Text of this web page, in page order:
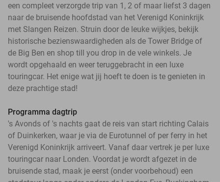
een compleet verzorgde trip van 1, 2 of maar liefst 3 dagen
naar de bruisende hoofdstad van het Verenigd Koninkrijk
met Slangen Reizen. Struin door de leuke wijkjes, bekijk
historische bezienswaardigheden als de Tower Bridge of
de Big Ben en shop till you drop in de vele winkels. Je
wordt opgehaald en weer teruggebracht in een luxe
touringcar. Het enige wat jij hoeft te doen is te genieten in
deze prachtige stad!
Programma dagtrip
's Avonds of 's nachts gaat de reis van start richting Calais
of Duinkerken, waar je via de Eurotunnel of per ferry in het
Verenigd Koninkrijk arriveert. Vanaf daar vertrek je per luxe
touringcar naar Londen. Voordat je wordt afgezet in de
bruisende stad, maak je eerst (onder voorbehoud) een